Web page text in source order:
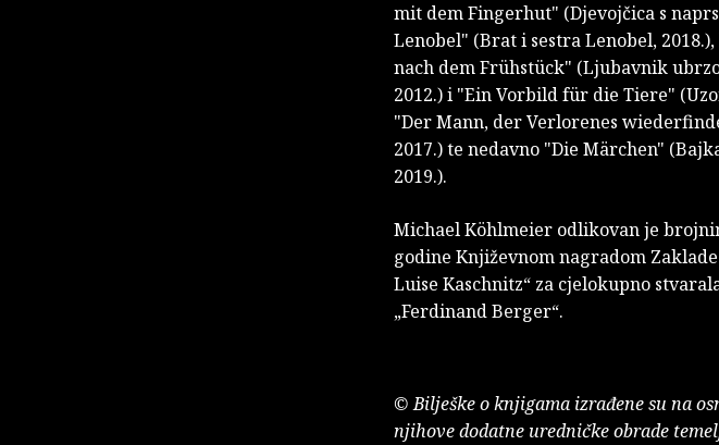
mit dem Fingerhut" (Djevojčica s
Lenobel" (Brat i sestra Lenobel,
nach dem Frühstück" (Ljubavnik
2012.) i "Ein Vorbild für die Tiere"
"Der Mann, der Verlorenes
2017.) te nedavno "Die Märchen"
2019.).
Michael Köhlmeier odlikovan je
godine Književnom nagradom
Luise Kaschnitz“ za cjelokupno
„Ferdinand Berger“.
© Bilješke o knjigama izrađene su na
njihove dodatne uredničke obrade